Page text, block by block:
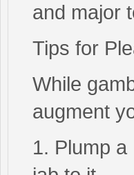
and major
Tips for
While
augment
1. Plump a